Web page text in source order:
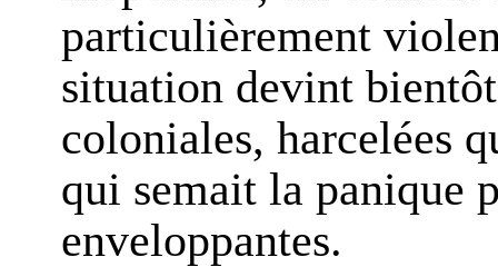
particulièrement
situation devint
coloniales, harcelées
qui semait la panique
enveloppantes.